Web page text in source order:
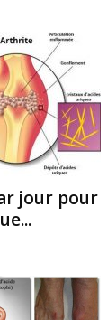
jour pour